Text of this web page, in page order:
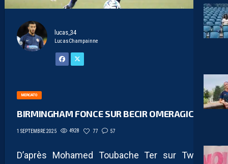
lucas_34
LucasChampainne
MERCATO
BIRMINGHAM FONCE SUR BECIR OMERAGIC
1 SEPTEMBRE 2025 4928 77 57
D’après Mohamed Toubache Ter sur Twitter,